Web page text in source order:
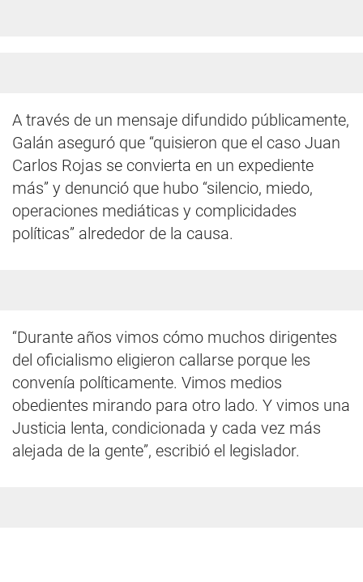
A través de un mensaje difundido públicamente,
Galán aseguró que “quisieron que el caso Juan
Carlos Rojas se convierta en un expediente
más” y denunció que hubo “silencio, miedo,
operaciones mediáticas y complicidades
políticas” alrededor de la causa.
“Durante años vimos cómo muchos dirigentes
del oficialismo eligieron callarse porque les
convenía políticamente. Vimos medios
obedientes mirando para otro lado. Y vimos una
Justicia lenta, condicionada y cada vez más
alejada de la gente”, escribió el legislador.